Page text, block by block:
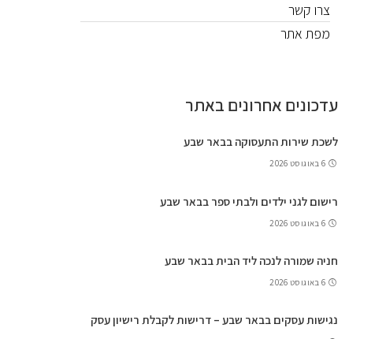
צרו קשר
מפת אתר
עדכונים אחרונים באתר
לשכת שירות התעסוקה בבאר שבע
6 באוגוסט 2026
רישום לגני ילדים ולבתי ספר בבאר שבע
6 באוגוסט 2026
חניה שמורה לנכה ליד הבית בבאר שבע
6 באוגוסט 2026
נגישות עסקים בבאר שבע – דרישות לקבלת רישיון עסק